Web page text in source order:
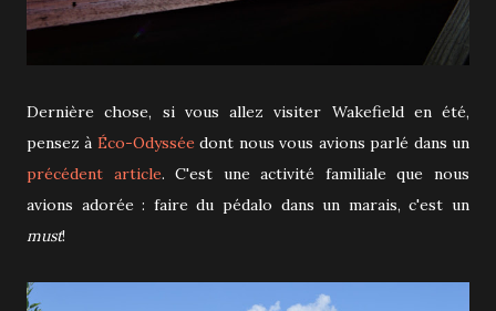
Dernière chose, si vous allez visiter Wakefield en été,
pensez à Éco-Odyssée dont nous vous avions parlé dans un
précédent article. C'est une activité familiale que nous
avions adorée : faire du pédalo dans un marais, c'est un
must!